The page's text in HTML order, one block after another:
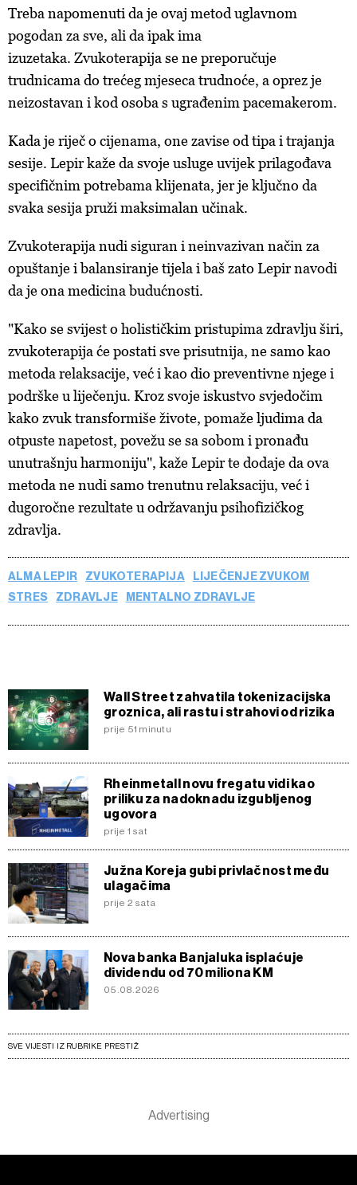
Treba napomenuti da je ovaj metod uglavnom
pogodan za sve, ali da ipak ima
izuzetaka. Zvukoterapija se ne preporučuje
trudnicama do trećeg mjeseca trudnoće, a oprez je
neizostavan i kod osoba s ugrađenim pacemakerom.
Kada je riječ o cijenama, one zavise od tipa i trajanja
sesije. Lepir kaže da svoje usluge uvijek prilagođava
specifičnim potrebama klijenata, jer je ključno da
svaka sesija pruži maksimalan učinak.
Zvukoterapija nudi siguran i neinvazivan način za
opuštanje i balansiranje tijela i baš zato Lepir navodi
da je ona medicina budućnosti.
"Kako se svijest o holističkim pristupima zdravlju širi,
zvukoterapija će postati sve prisutnija, ne samo kao
metoda relaksacije, već i kao dio preventivne njege i
podrške u liječenju. Kroz svoje iskustvo svjedočim
kako zvuk transformiše živote, pomaže ljudima da
otpuste napetost, povežu se sa sobom i pronađu
unutrašnju harmoniju", kaže Lepir te dodaje da ova
metoda ne nudi samo trenutnu relaksaciju, već i
dugoročne rezultate u održavanju psihofizičkog
zdravlja.
ALMA LEPIR ZVUKOTERAPIJA
LIJEČENJE ZVUKOM
STRES
ZDRAVLJE MENTALNO ZDRAVLJE
Wall Street zahvatila tokenizacijska
groznica, ali rastu i strahovi od rizika
prije 51 minutu
Rheinmetall novu fregatu vidi kao
priliku za nadoknadu izgubljenog
ugovora
prije 1 sat
Južna Koreja gubi privlačnost među
ulagačima
prije 2 sata
Nova banka Banjaluka isplaćuje
dividendu od 70 miliona KM
05.08.2026
SVE VIJESTI IZ RUBRIKE PRESTIŽ